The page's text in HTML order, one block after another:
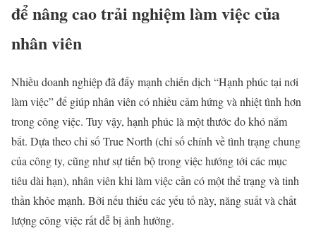
để nâng cao trải nghiệm làm việc của
nhân viên
Nhiều doanh nghiệp đã đẩy mạnh chiến dịch “Hạnh phúc tại nơi
làm việc” để giúp nhân viên có nhiều cảm hứng và nhiệt tình hơn
trong công việc. Tuy vậy, hạnh phúc là một thước đo khó nắm
bắt. Dựa theo chỉ số True North (chỉ số chính về tình trạng chung
của công ty, cũng như sự tiến bộ trong việc hướng tới các mục
tiêu dài hạn), nhân viên khi làm việc cần có một thể trạng và tinh
thần khỏe mạnh. Bởi nếu thiếu các yếu tố này, năng suất và chất
lượng công việc rất dễ bị ảnh hưởng.